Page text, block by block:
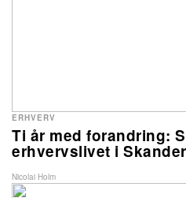
Ti år med forandring:
erhvervslivet i
ERHVERV
Nicolai Holm